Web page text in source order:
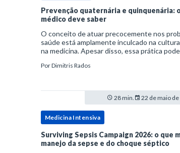
Prevenção quaternária e quinquenária:
médico deve saber
O conceito de atuar precocemente nos
saúde está amplamente inculcado na
na medicina. Apesar disso, essa prática
tratamentos podem advir de prevenção
PorDimitris Rados
28 min. 22 de maio
Medicina Intensiva
Surviving Sepsis Campaign 2026: o que
manejo da sepse e do choque séptico